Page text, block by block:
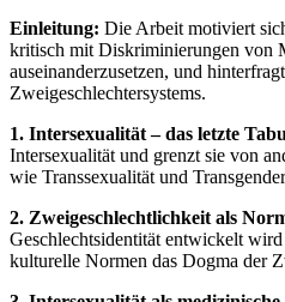
Einleitung: Die Arbeit motiviert
kritisch mit Diskriminierungen von
auseinanderzusetzen, und
Zweigeschlechtersystems.
1. Intersexualität – das letzte
Intersexualität und grenzt sie von
wie Transsexualität und
2. Zweigeschlechtlichkeit als
Geschlechtsidentität entwickelt
kulturelle Normen das Dogma der